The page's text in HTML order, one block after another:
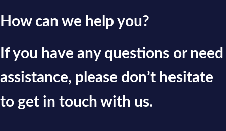
How can we help you?
If you have any questions or need
assistance, please don’t hesitate
to get in touch with us.